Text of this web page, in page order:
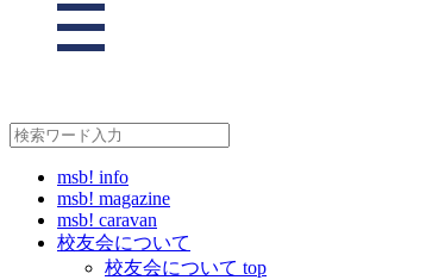
msb! info
msb! magazine
msb! caravan
校友会について
校友会について top